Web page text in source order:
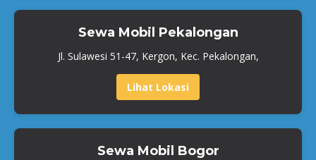
Sewa Mobil Pekalongan
Jl. Sulawesi 51-47, Kergon, Kec. Pekalongan,
Lihat Lokasi
Sewa Mobil Bogor